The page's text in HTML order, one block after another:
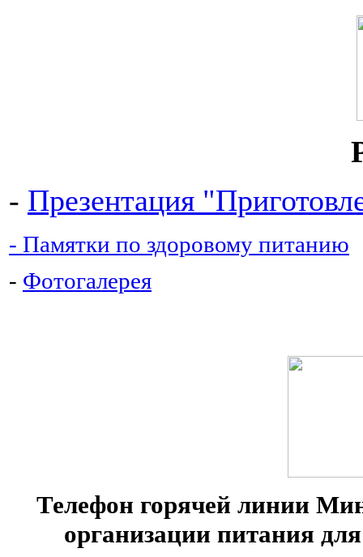
- Презентация
- Памятки по здоровому питанию
- Фотогалерея
Телефон горячей линии
организации питания